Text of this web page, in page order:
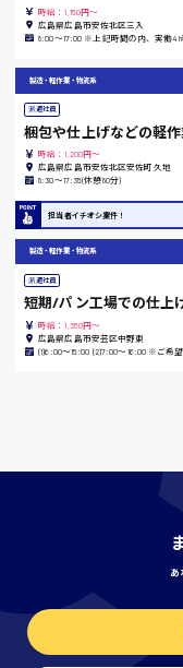
東京都
島根県
香川県
愛知県
時給1200円〜
時給：1,150円～
広島県広島市安佐北区三入
8:00〜17:00 ※上記時間の内、実働
製造・軽作業・物流系
派遣社員
梱包や仕上げなどの軽
時給：1,200円～
広島県広島市安佐北区安佐町久地
8:30〜17:35(休憩80分)
担当者イチオシ案件！
製造・軽作業・物流系
派遣社員
短期/パン工場での仕上
時給：1,350円～
広島県広島市安芸区中野東
(1)6:00～15:00 (2)7:00～16:00 ※ご希
あ